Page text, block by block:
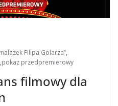
Filipa Golarza”,
,pokaz przedpremierowy
filmowy dla